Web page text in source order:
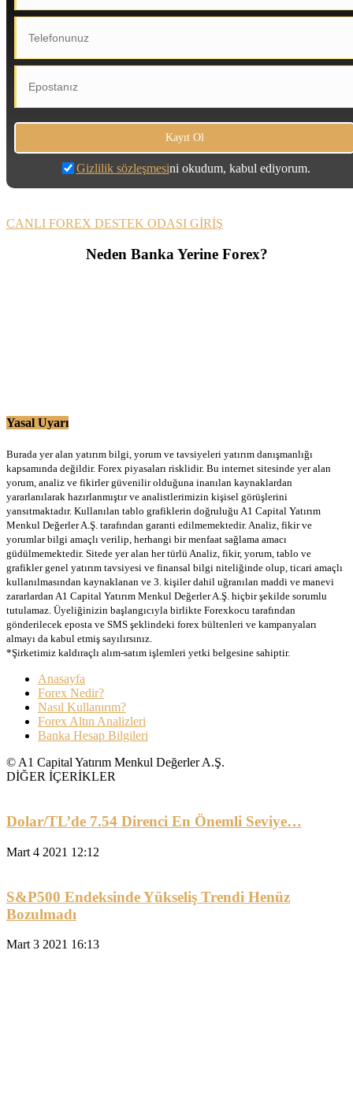
Gizlilik sözleşmesini okudum, kabul ediyorum.
CANLI FOREX DESTEK ODASI GİRİŞ
Neden Banka Yerine Forex?
Yasal Uyarı
Burada yer alan yatırım bilgi, yorum ve tavsiyeleri yatırım danışmanlığı
kapsamında değildir. Forex piyasaları risklidir. Bu internet sitesinde yer alan
yorum, analiz ve fikirler güvenilir olduğuna inanılan kaynaklardan
yararlanılarak hazırlanmıştır ve analistlerimizin kişisel görüşlerini
yansıtmaktadır. Kullanılan tablo grafiklerin doğruluğu A1 Capital Yatırım
Menkul Değerler A.Ş. tarafından garanti edilmemektedir. Analiz, fikir ve
yorumlar bilgi amaçlı verilip, herhangi bir menfaat sağlama amacı
güdülmemektedir. Sitede yer alan her türlü Analiz, fikir, yorum, tablo ve
grafikler genel yatırım tavsiyesi ve finansal bilgi niteliğinde olup, ticari amaçlı
kullanılmasından kaynaklanan ve 3. kişiler dahil uğranılan maddi ve manevi
zararlardan A1 Capital Yatırım Menkul Değerler A.Ş. hiçbir şekilde sorumlu
tutulamaz. Üyeliğinizin başlangıcıyla birlikte Forexkocu tarafından
gönderilecek eposta ve SMS şeklindeki forex bültenleri ve kampanyaları
almayı da kabul etmiş sayılırsınız.
*Şirketimiz kaldıraçlı alım-satım işlemleri yetki belgesine sahiptir.
Anasayfa
Forex Nedir?
Nasıl Kullanırım?
Forex Altın Analizleri
Banka Hesap Bilgileri
© A1 Capital Yatırım Menkul Değerler A.Ş.
DİĞER İÇERİKLER
Dolar/TL’de 7.54 Direnci En Önemli Seviye…
Mart 4 2021 12:12
S&P500 Endeksinde Yükseliş Trendi Henüz
Bozulmadı
Mart 3 2021 16:13